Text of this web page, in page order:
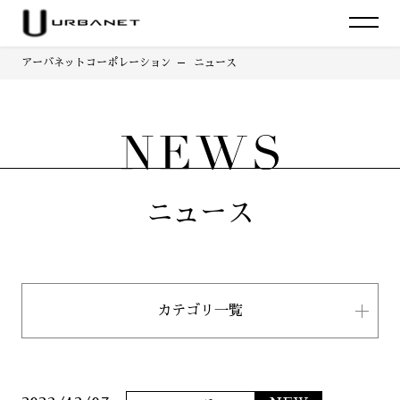
アーバネットコーポレーション ニュース
ニュース
カテゴリ一覧